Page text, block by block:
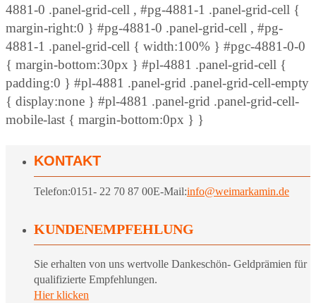
4881-0 .panel-grid-cell , #pg-4881-1 .panel-grid-cell {
margin-right:0 } #pg-4881-0 .panel-grid-cell , #pg-
4881-1 .panel-grid-cell { width:100% } #pgc-4881-0-0
{ margin-bottom:30px } #pl-4881 .panel-grid-cell {
padding:0 } #pl-4881 .panel-grid .panel-grid-cell-empty
{ display:none } #pl-4881 .panel-grid .panel-grid-cell-
mobile-last { margin-bottom:0px } }
KONTAKT
Telefon:0151- 22 70 87 00E-Mail:info@weimarkamin.de
KUNDENEMPFEHLUNG
Sie erhalten von uns wertvolle Dankeschön- Geldprämien für
qualifizierte Empfehlungen.
Hier klicken